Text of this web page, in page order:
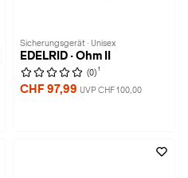
Sicherungsgerät · Unisex
EDELRID · Ohm II
(0) 1
CHF 97,99 UVP CHF 100,00